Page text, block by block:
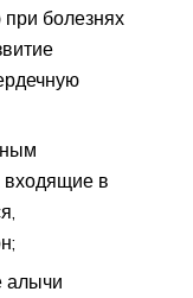
при болезнях
входящие в
алычи